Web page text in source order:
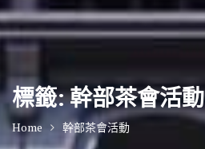
標籤:幹部茶會活動
Home 幹部茶會活動